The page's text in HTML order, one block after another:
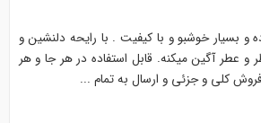
و بسیار خوشبو و با کیفیت . با رایحه دلنشین و
عطر آگین میکنه. قابل استفاده در هر جا و هر
فروش کلی و جزئی و ارسال به تمام ...